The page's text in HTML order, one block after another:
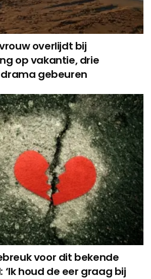
overlijdt bij
op vakantie, drie
gebeuren
voor dit bekende
houd de eer graag bij